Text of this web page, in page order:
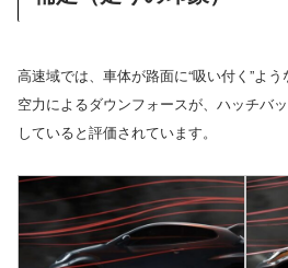
高速域では、車体が路面に“吸い付く”よう
空力によるダウンフォースが、ハッチバ
していると評価されています。